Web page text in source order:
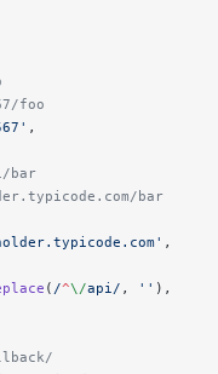
foo
,
bar
bar
,
( /^\/api/ , '' ),